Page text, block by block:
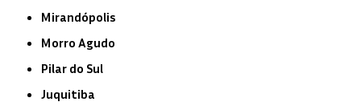
Mirandópolis
Morro Agudo
Pilar do Sul
Juquitiba